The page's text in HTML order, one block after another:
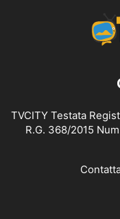
TVCITY Testata
R.G. 368/2015